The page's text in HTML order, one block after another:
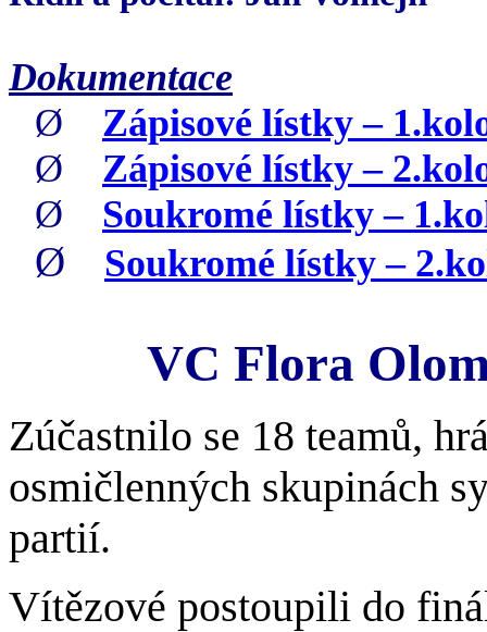
Dokumentace
Ø
Zápisové lístky –
Ø
Zápisové lístky –
Ø
Soukromé lístky –
Ø Soukromé lístky –
VC Flora
Zúčastnilo se 18 teamů,
osmičlenných skupinách
partií.
Vítězové postoupili do finá